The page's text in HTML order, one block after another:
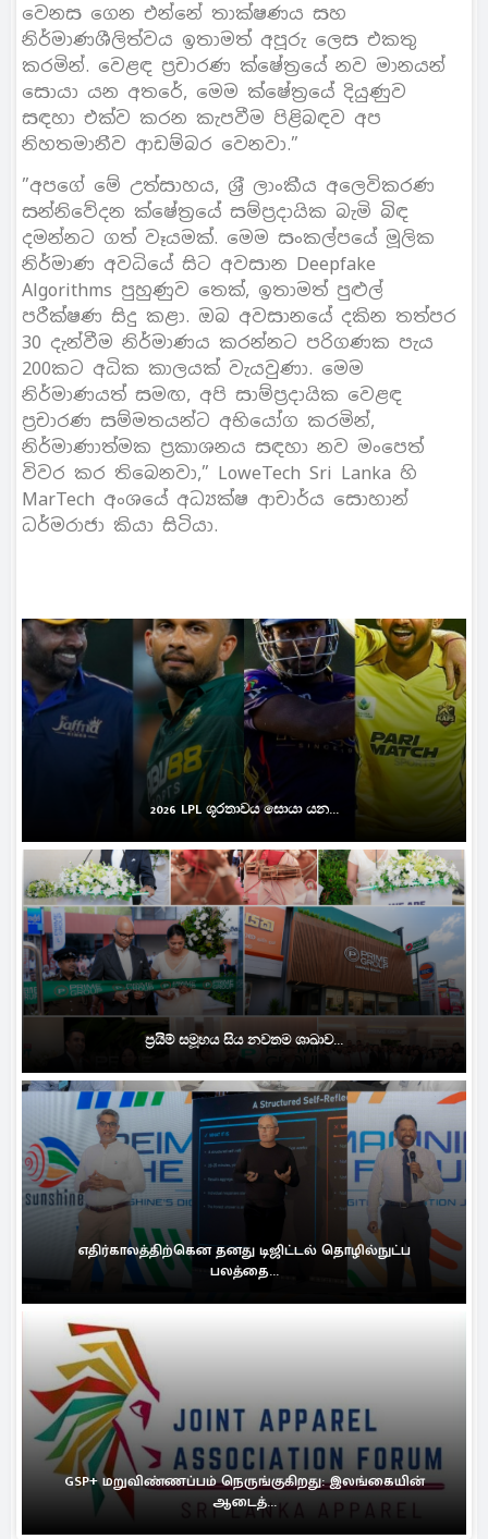
වෙනස ගෙන එන්නේ තාක්ෂණය සහ
නිර්මාණශීලිත්වය ඉතාමත් අපූරු ලෙස එකතු
කරමින්. වෙළඳ ප‍්‍රචාරණ ක්ෂේත‍්‍රයේ නව මානයන්
සොයා යන අතරේ, මෙම ක්ෂේත‍්‍රයේ දියුණුව
සඳහා එක්ව කරන කැපවීම පිළිබඳව අප
නිහතමානීව ආඩම්බර වෙනවා.”
”අපගේ මේ උත්සාහය, ශ‍්‍රී ලාංකීය අලෙවිකරණ
සන්නිවේදන ක්ෂේත‍්‍රයේ සම්ප‍්‍රදායික බැමි බිඳ
දමන්නට ගත් වෑයමක්. මෙම සංකල්පයේ මූලික
නිර්මාණ අවධියේ සිට අවසාන Deepfake
Algorithms පුහුණුව තෙක්, ඉතාමත් පුළුල්
පරීක්ෂණ සිදු කළා. ඔබ අවසානයේ දකින තත්පර
30 දැන්වීම නිර්මාණය කරන්නට පරිගණක පැය
200කට අධික කාලයක් වැයවුණා. මෙම
නිර්මාණයත් සමඟ, අපි සාම්ප‍්‍රදායික වෙළඳ
ප‍්‍රචාරණ සම්මතයන්ට අභියෝග කරමින්,
නිර්මාණාත්මක ප‍්‍රකාශනය සඳහා නව මංපෙත්
විවර කර තිබෙනවා,” LoweTech Sri Lanka හි
MarTech අංශයේ අධ්‍යක්ෂ ආචාර්ය සොහාන්
ධර්මරාජා කියා සිටියා.
2026 LPL ශූරතාවය සොයා යන...
ප්‍රයිම් සමූහය සිය නවතම ශාඛාව...
எதிர்காலத்திற்கென தனது டிஜிட்டல் தொழில்நுட்ப
பலத்தை...
GSP+ மறுவிண்ணப்பம் நெருங்குகிறது: இலங்கையின்
ஆடைத்...